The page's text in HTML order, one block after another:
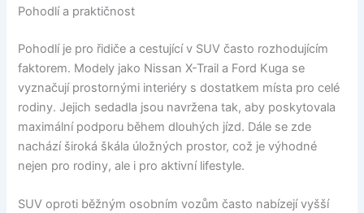
Pohodlí a praktičnost
Pohodlí je pro řidiče a cestující v SUV často rozhodujícím
faktorem. Modely jako Nissan X-Trail a Ford Kuga se
vyznačují prostornými interiéry s dostatkem místa pro celé
rodiny. Jejich sedadla jsou navržena tak, aby poskytovala
maximální podporu během dlouhých jízd. Dále se zde
nachází široká škála úložných prostor, což je výhodné
nejen pro rodiny, ale i pro aktivní lifestyle.
SUV oproti běžným osobním vozům často nabízejí vyšší